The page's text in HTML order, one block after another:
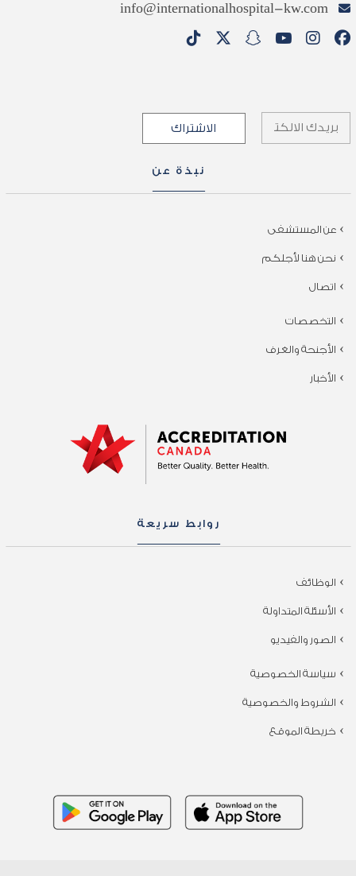
info@internationalhospital-kw.com
نبذة عن
عن المستشفى
نحن هنا لأجلكم
اتصال
التخصصات
الأجنحة والغرف
الأخبار
روابط سريعة
الوظائف
الأسئلة المتداولة
الصور والفيديو
سياسة الخصوصية
الشروط والخصوصية
خريطة الموقع